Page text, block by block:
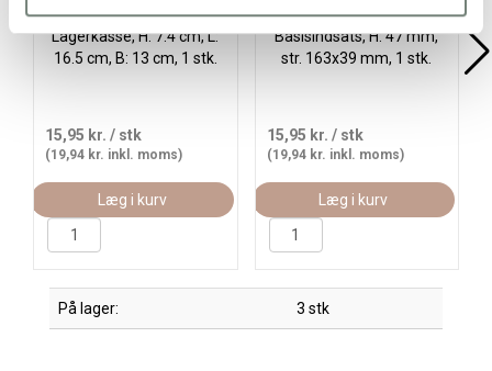
Lagerkasse, H: 7.4 cm, L:
16.5 cm, B: 13 cm, 1 stk.
15,95 kr. / stk
(19,94 kr. inkl. moms)
Læg i kurv
Basisindsats, H: 47 mm,
str. 163x39 mm, 1 stk.
15,95 kr. / stk
(19,94 kr. inkl. moms)
Læg i kurv
På lager: 3 stk